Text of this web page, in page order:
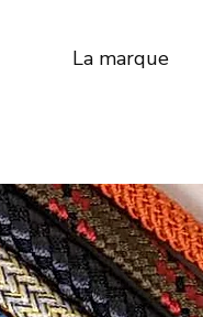
La marque